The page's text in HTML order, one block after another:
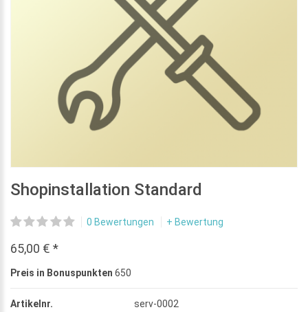
Shopinstallation Standard
0 Bewertungen + Bewertung
65,00 € *
Preis in Bonuspunkten 650
Artikelnr.
serv-0002